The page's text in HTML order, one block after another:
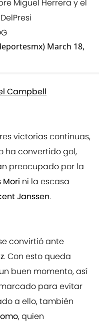
Miguel Herrera y el
March 18,
Campbell
victorias continuas,
ha convertido gol,
preocupado por la
Mori ni la escasa
Janssen.
convirtió ante
. Con esto queda
buen momento, así
para evitar
a ello, también
, quien